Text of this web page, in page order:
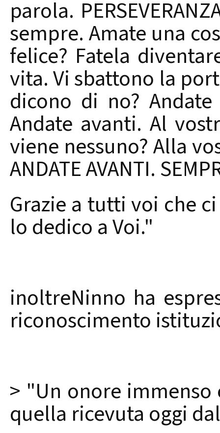
parola.
sempre. Amate una
felice? Fatela
vita. Vi sbattono la
dicono di no?
Andate avanti. Al
viene nessuno? Alla
ANDATE AVANTI.
Grazie a tutti voi che
lo dedico a Voi."
inoltreNinno ha
riconoscimento
> "Un onore immenso
quella ricevuta oggi